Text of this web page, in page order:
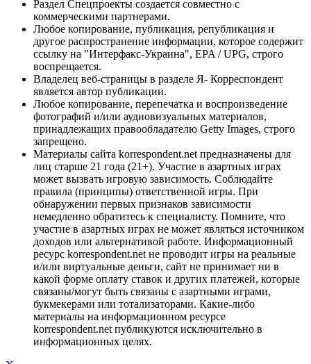
Раздел Спецпроекты создается совместно с
коммерческими партнерами.
Любое копирование, публикация, републикация и
другое распространение информации, которое содержит
ссылку на "Интерфакс-Украина", EPA / UPG, строго
воспрещается.
Владелец веб-страницы в разделе Я- Корреспондент
является автор публикации.
Любое копирование, перепечатка и воспроизведение
фотографий и/или аудиовизуальных материалов,
принадлежащих правообладателю Getty Images, строго
запрещено.
Материалы сайта korrespondent.net предназначены для
лиц старше 21 года (21+). Участие в азартных играх
может вызвать игровую зависимость. Соблюдайте
правила (принципы) ответственной игры. При
обнаружении первых признаков зависимости
немедленно обратитесь к специалисту. Помните, что
участие в азартных играх не может являться источником
доходов или альтернативой работе. Информационный
ресурс korrespondent.net не проводит игры на реальные
и/или виртуальные деньги, сайт не принимает ни в
какой форме оплату ставок и других платежей, которые
связаны/могут быть связаны с азартными играми,
букмекерами или тотализаторами. Какие-либо
материалы на информационном ресурсе
korrespondent.net публикуются исключительно в
информационных целях.